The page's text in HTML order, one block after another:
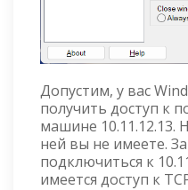
Допустим, у вас
получить доступ к
машине 10.11.12.13.
ней вы не имеете.
подключиться к
имеется доступ к